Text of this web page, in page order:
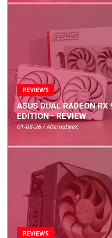
REVIEWS
ASUS DUAL RADEON
EDITION– REVIEW
01-08-26 / AlternativeX
REVIEWS